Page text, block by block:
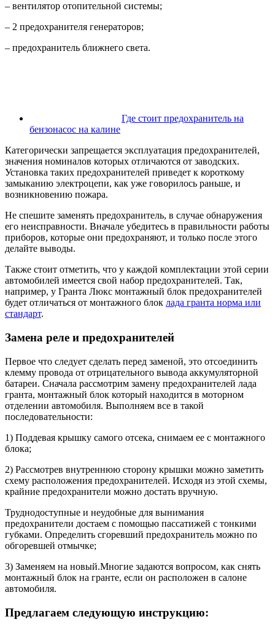
– вентилятор отопительной системы;
– 2 предохранителя генераторов;
– предохранитель ближнего света.
Где стоит предохранитель на
бензонасос на калине
Категорически запрещается эксплуатация предохранителей,
значения номиналов которых отличаются от заводских.
Установка таких предохранителей приведет к короткому
замыканию электроцепи, как уже говорилось раньше, и
возникновению пожара.
Не спешите заменять предохранитель, в случае обнаружения
его неисправности. Вначале убедитесь в правильности работы
приборов, которые они предохраняют, и только после этого
делайте выводы.
Также стоит отметить, что у каждой комплектации этой серии
автомобилей имеется свой набор предохранителей. Так,
например, у Гранта Люкс монтажный блок предохранителей
будет отличаться от монтажного блок лада гранта норма или
стандарт.
Замена реле и предохранителей
Первое что следует сделать перед заменой, это отсоединить
клемму провода от отрицательного вывода аккумуляторной
батареи. Сначала рассмотрим замену предохранителей лада
гранта, монтажный блок который находится в моторном
отделении автомобиля. Выполняем все в такой
последовательности:
1) Поддевая крышку самого отсека, снимаем ее с монтажного
блока;
2) Рассмотрев внутреннюю сторону крышки можно заметить
схему расположения предохранителей. Исходя из этой схемы,
крайние предохранители можно достать вручную.
Труднодоступные и неудобные для вынимания
предохранители достаем с помощью пассатижей с тонкими
губками. Определить сгоревший предохранитель можно по
обгоревшей отмычке;
3) Заменяем на новый.Многие задаются вопросом, как снять
монтажный блок на гранте, если он расположен в салоне
автомобиля.
Предлагаем следующую инструкцию: